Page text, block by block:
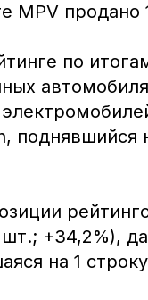
MPV
по
поднявшийся
шт.; +34,2%),
на 1